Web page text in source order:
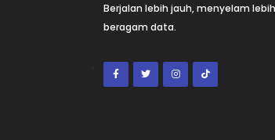
Berjalan lebih jauh, menyelam
beragam data.